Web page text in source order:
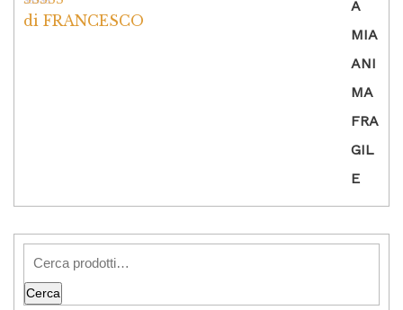
Valutato5su
di FRANCESCO
Cerca